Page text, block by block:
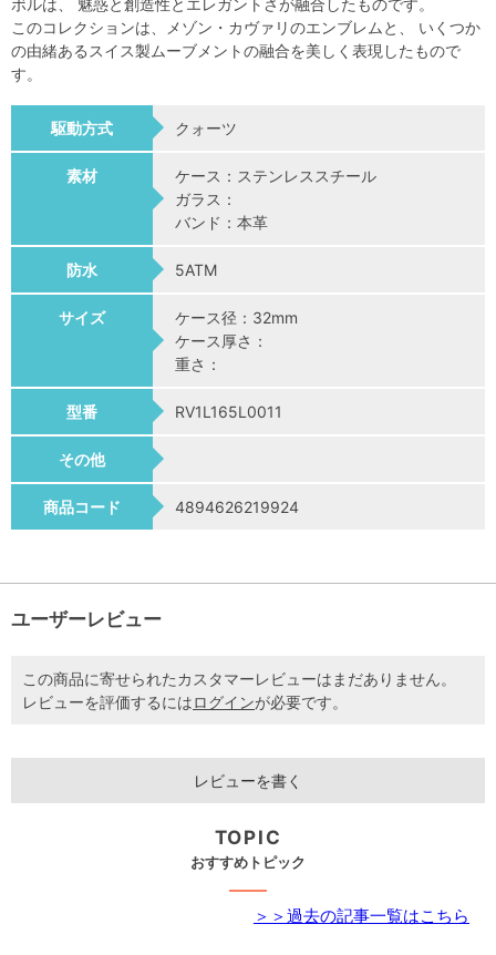
このコレクションは、メゾン・カヴァリのエンブレムと、 いくつか
の由緒あるスイス製ムーブメントの融合を美しく表現したもので
す。
駆動方式 クォーツ
素材
ケース：ステンレススチール
ガラス：
バンド：本革
防水 5ATM
サイズ
ケース径：32mm
ケース厚さ：
重さ：
型番 RV1L165L0011
その他
商品コード 4894626219924
ユーザーレビュー
この商品に寄せられたカスタマーレビューはまだありません。
レビューを評価するにはログインが必要です。
レビューを書く
TOPIC
おすすめトピック
＞＞過去の記事一覧はこちら